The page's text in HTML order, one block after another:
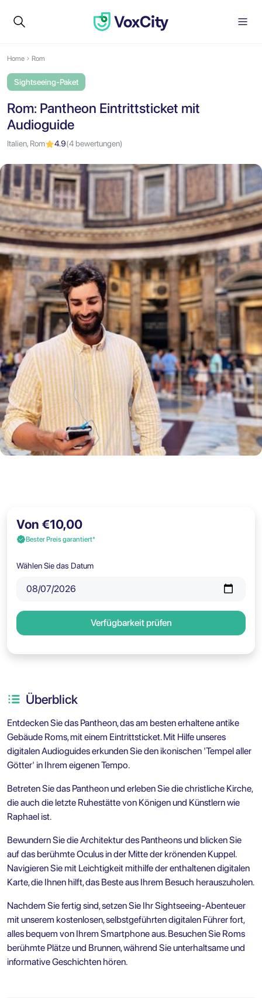
Home Rom
Sightseeing-Paket
Rom: Pantheon Eintrittsticket mit
Audioguide
Italien, Rom 4.9(4 bewertungen)
Von €10,00
Bester Preis garantiert*
Wählen Sie das Datum
Verfügbarkeit prüfen
Überblick
Entdecken Sie das Pantheon, das am besten erhaltene antike
Gebäude Roms, mit einem Eintrittsticket. Mit Hilfe unseres
digitalen Audioguides erkunden Sie den ikonischen 'Tempel aller
Götter' in Ihrem eigenen Tempo.
Betreten Sie das Pantheon und erleben Sie die christliche Kirche,
die auch die letzte Ruhestätte von Königen und Künstlern wie
Raphael ist.
Bewundern Sie die Architektur des Pantheons und blicken Sie
auf das berühmte Oculus in der Mitte der krönenden Kuppel.
Navigieren Sie mit Leichtigkeit mithilfe der enthaltenen digitalen
Karte, die Ihnen hilft, das Beste aus Ihrem Besuch herauszuholen.
Nachdem Sie fertig sind, setzen Sie Ihr Sightseeing-Abenteuer
mit unserem kostenlosen, selbstgeführten digitalen Führer fort,
alles bequem von Ihrem Smartphone aus. Besuchen Sie Roms
berühmte Plätze und Brunnen, während Sie unterhaltsame und
informative Geschichten hören.